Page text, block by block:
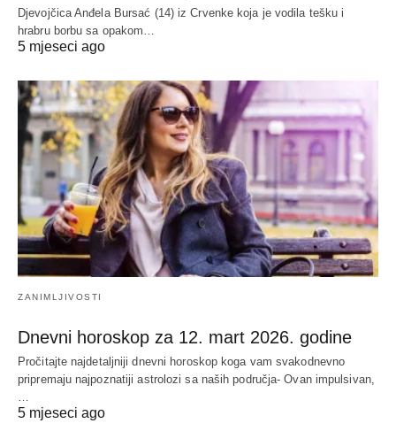
Djevojčica Anđela Bursać (14) iz Crvenke koja je vodila tešku i
hrabru borbu sa opakom…
5 mjeseci ago
ZANIMLJIVOSTI
Dnevni horoskop za 12. mart 2026. godine
Pročitajte najdetaljniji dnevni horoskop koga vam svakodnevno
pripremaju najpoznatiji astrolozi sa naših područja- Ovan impulsivan,
5 mjeseci ago